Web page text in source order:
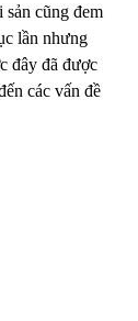
cũng đem
lần nhưng
đây đã được
các vấn đề